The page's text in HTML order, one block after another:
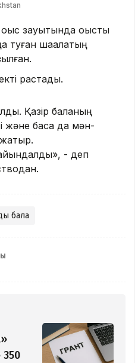
зауытында қоқысты
туған шақалақтың
растады.
Қазір баланың
және басқа да мән-
- деп
бала
350